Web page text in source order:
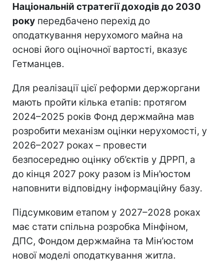
Національній стратегії доходів до 2030
року передбачено перехід до
оподаткування нерухомого майна на
основі його оціночної вартості, вказує
Гетманцев.
Для реалізації цієї реформи держоргани
мають пройти кілька етапів: протягом
2024–2025 років Фонд держмайна мав
розробити механізм оцінки нерухомості, у
2026–2027 роках – провести
безпосередню оцінку об’єктів у ДРРП, а
до кінця 2027 року разом із Мін'юстом
наповнити відповідну інформаційну базу.
Підсумковим етапом у 2027–2028 роках
має стати спільна розробка Мінфіном,
ДПС, Фондом держмайна та Мін’юстом
нової моделі оподаткування житла.